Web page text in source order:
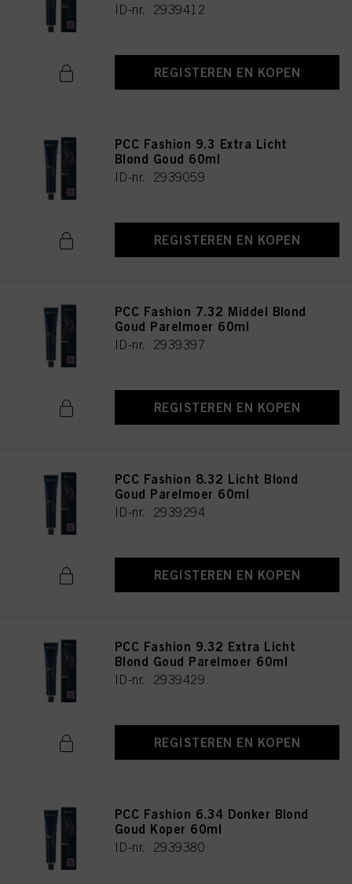
ID-nr. 2939412
REGISTEREN EN KOPEN
PCC Fashion 9.3 Extra Licht
Blond Goud 60ml
ID-nr. 2939059
REGISTEREN EN KOPEN
PCC Fashion 7.32 Middel Blond
Goud Parelmoer 60ml
ID-nr. 2939397
REGISTEREN EN KOPEN
PCC Fashion 8.32 Licht Blond
Goud Parelmoer 60ml
ID-nr. 2939294
REGISTEREN EN KOPEN
PCC Fashion 9.32 Extra Licht
Blond Goud Parelmoer 60ml
ID-nr. 2939429
REGISTEREN EN KOPEN
PCC Fashion 6.34 Donker Blond
Goud Koper 60ml
ID-nr. 2939380